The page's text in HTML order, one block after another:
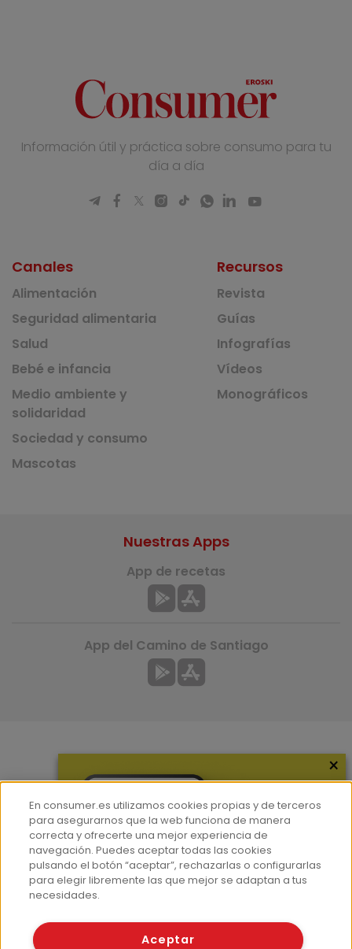
Información útil y práctica sobre consumo para tu
día a día
Canales
Alimentación
Seguridad alimentaria
Salud
Bebé e infancia
Medio ambiente y
solidaridad
Sociedad y consumo
Mascotas
Recursos
Revista
Guías
Infografías
Vídeos
Monográficos
Hemeroteca
Contacto
Prensa
Corpus Lingüístico Consumer
Nuestras Apps
App de recetas
App del Camino de Santiago
© Fundación EROSKI
×
En consumer.es utilizamos cookies propias y de terceros
para asegurarnos que la web funciona de manera
correcta y ofrecerte una mejor experiencia de
navegación. Puedes aceptar todas las cookies
pulsando el botón “aceptar”, rechazarlas o configurarlas
para elegir libremente las que mejor se adaptan a tus
necesidades.
Aceptar